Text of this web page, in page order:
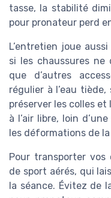
tasse, la stabilité
pour pronateur perd
L’entretien joue
si les chaussures
que d’autres
régulier à l’eau
préserver les colles et
à l’air libre, loin
les déformations de
Pour transporter vos
de sport aérés, qui
la séance. Évitez de